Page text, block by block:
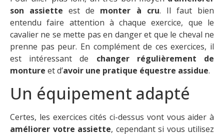
son assiette est de monter à cru. Il faut bien
entendu faire attention à chaque exercice, que le
cavalier ne se mette pas en danger et que le cheval ne
prenne pas peur. En complément de ces exercices, il
est intéressant de changer régulièrement de
monture et d’avoir une pratique équestre assidue.
Un équipement adapté
Certes, les exercices cités ci-dessus vont vous aider à
améliorer votre assiette, cependant si vous utilisez